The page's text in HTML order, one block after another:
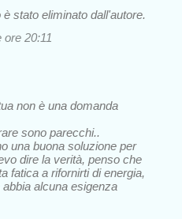
stato eliminato dall'autore.
ore 20:11
non è una domanda
sono parecchi..
una buona soluzione per
dire la verità, penso che
fatica a rifornirti di energia,
alcuna esigenza